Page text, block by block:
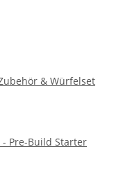
& Würfelset